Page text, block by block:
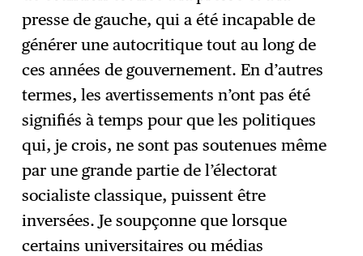
presse de gauche, qui a été incapable de
générer une autocritique tout au long de
ces années de gouvernement. En d’autres
termes, les avertissements n’ont pas été
signifiés à temps pour que les politiques
qui, je crois, ne sont pas soutenues même
par une grande partie de l’électorat
socialiste classique, puissent être
inversées. Je soupçonne que lorsque
certains universitaires ou médias